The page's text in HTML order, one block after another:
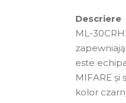
Descriere
ML-
este
MIFARE și
kolor